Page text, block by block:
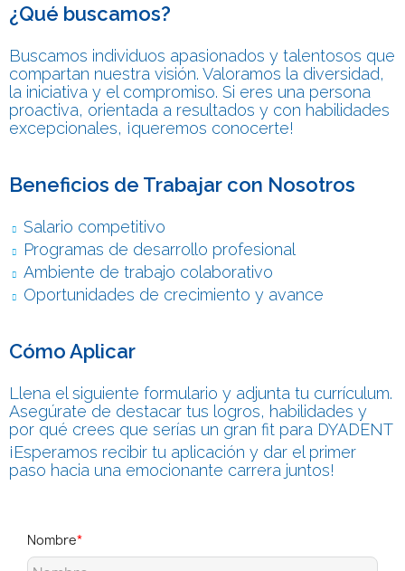
¿Qué buscamos?
Buscamos individuos apasionados y talentosos que
compartan nuestra visión. Valoramos la diversidad,
la iniciativa y el compromiso. Si eres una persona
proactiva, orientada a resultados y con habilidades
excepcionales, ¡queremos conocerte!
Beneficios de Trabajar con Nosotros
Salario competitivo
Programas de desarrollo profesional
Ambiente de trabajo colaborativo
Oportunidades de crecimiento y avance
Cómo Aplicar
Llena el siguiente formulario y adjunta tu currículum.
Asegúrate de destacar tus logros, habilidades y
por qué crees que serías un gran fit para DYADENT
¡Esperamos recibir tu aplicación y dar el primer
paso hacia una emocionante carrera juntos!
Nombre